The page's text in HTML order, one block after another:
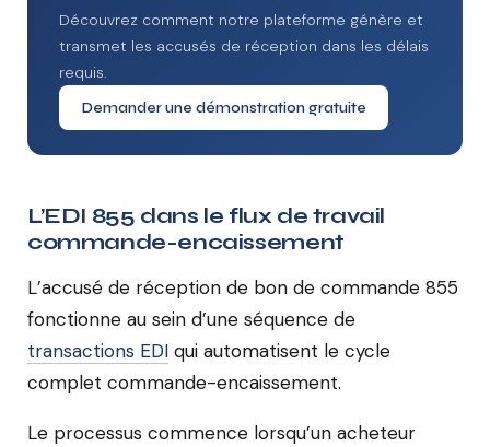
Découvrez comment notre plateforme génère et
transmet les accusés de réception dans les délais
requis.
Demander une démonstration gratuite
L’EDI 855 dans le flux de travail
commande-encaissement
L’accusé de réception de bon de commande 855
fonctionne au sein d’une séquence de
transactions EDI qui automatisent le cycle
complet commande-encaissement.
Le processus commence lorsqu’un acheteur